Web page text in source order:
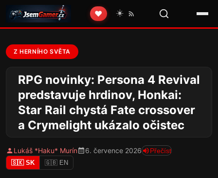
❤️ ☀️
Z HERNÍHO SVĚTA
RPG novinky: Persona 4 Revival
predstavuje hrdinov, Honkai:
Star Rail chystá Fate crossover
a Crymelight ukázalo očistec
Lukáš *Haku* Murín 6. července 2026 Přečíst
🇸🇰 SK 🇬🇧 EN